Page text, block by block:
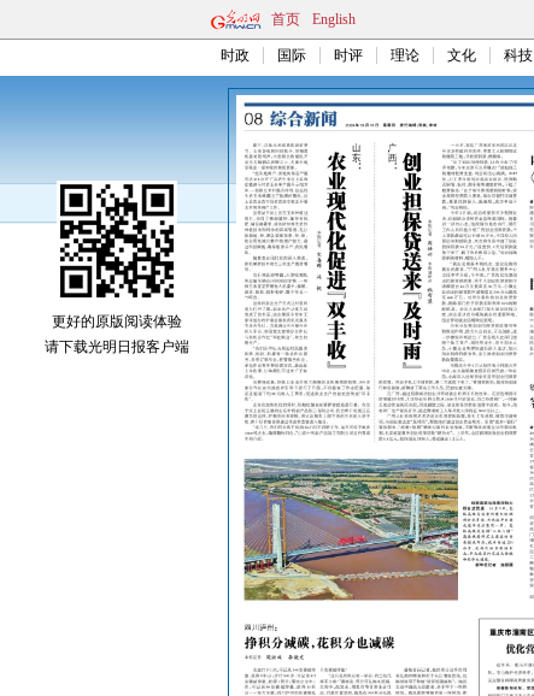
首页 English
时政 国际 时评 理论 文化 科技
更好的原版阅读体验
请下载光明日报客户端